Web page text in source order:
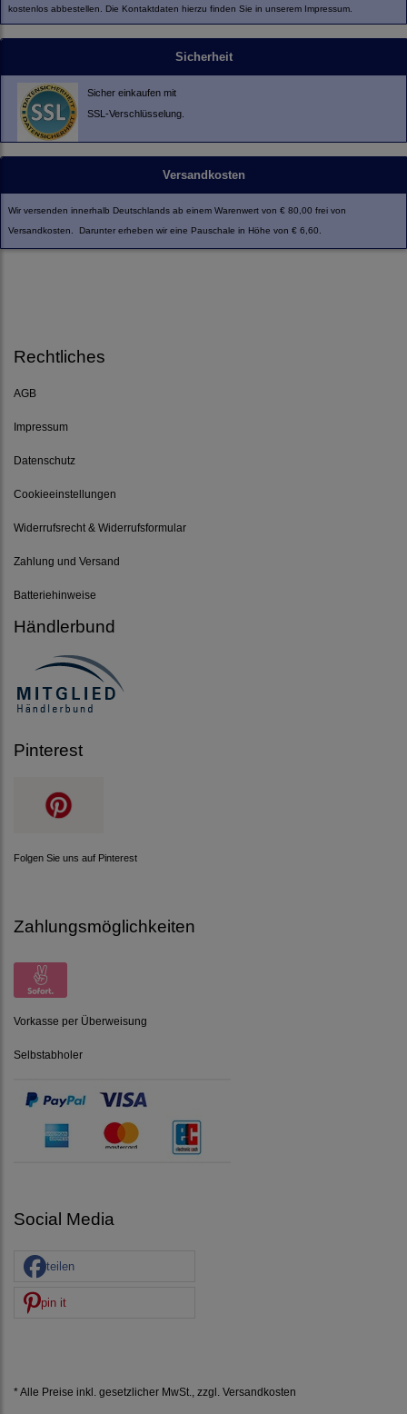
kostenlos abbestellen. Die Kontaktdaten hierzu finden Sie in unserem Impressum.
Sicherheit
Sicher einkaufen mit
SSL-Verschlüsselung.
Versandkosten
Wir versenden innerhalb Deutschlands ab einem Warenwert von € 80,00 frei von
Versandkosten. Darunter erheben wir eine Pauschale in Höhe von € 6,60.
Rechtliches
AGB
Impressum
Datenschutz
Cookieeinstellungen
Widerrufsrecht & Widerrufsformular
Zahlung und Versand
Batteriehinweise
Händlerbund
Pinterest
Folgen Sie uns auf Pinterest
Zahlungsmöglichkeiten
Vorkasse per Überweisung
Selbstabholer
Social Media
teilen
pin it
* Alle Preise inkl. gesetzlicher MwSt., zzgl. Versandkosten